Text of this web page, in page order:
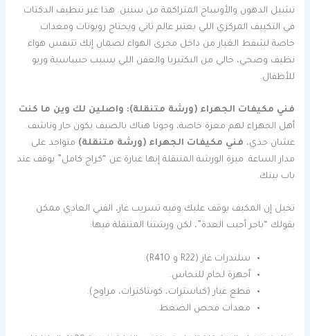
تشيل الدهون والأوساخ المتراكمة من سنين. هذا غير تنظيف الدكتات
في التكييف المركزي اللي يعتبر عالم ثاني ويحتاج روبوتات ومعدات
خاصة لشفط الغبار من داخل مجرى الهواء لضمان إنك تتنفس هواء
نظيف وصحي، خالي من البكتيريا والعفن اللي يسبب حساسية وربو
للأطفال.
فني مكيفات الجهراء (ورشة متنقلة): واصلين لك وين ما كنت
أهل الجهراء لهم معزة خاصة، وجونا هناك بالصيف يكون حار وناشف.
عشان جذي، فني مكيفات الجهراء (ورشة متنقلة) متواجد على
مدار الساعة. ميزة الورشة المتنقلة إنها عبارة عن “كراج كامل” يوقف عند
باب بيتك.
تخيل إن المكيف يوقف عليك وفيه تسريب غاز، الفني العادي ممكن
يقولك “باجر أجيب العدة”، لكن ورشتنا المتنقلة فيها:
سلندرات غاز (R22 و R410).
أجهزة لحام للنحاس.
قطع غيار (كباسترات، كونتاكترات، مراوح).
معدات فحص الضغط.